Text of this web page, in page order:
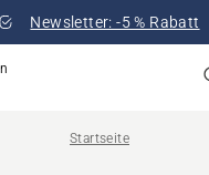
Newsletter: -5 % Rabatt
Startseite